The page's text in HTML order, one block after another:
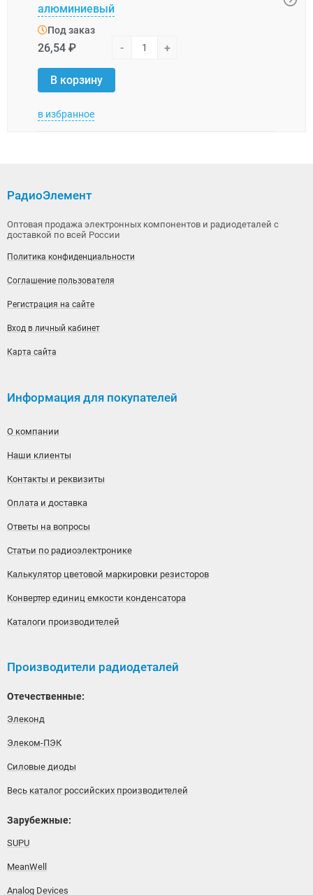
алюминиевый
Под заказ
26,54 ₽ - +
В корзину
в избранное
РадиоЭлемент
Оптовая продажа электронных компонентов и радиодеталей с
доставкой по всей России
Политика конфиденциальности
Соглашение пользователя
Регистрация на сайте
Вход в личный кабинет
Карта сайта
Информация для покупателей
О компании
Наши клиенты
Контакты и реквизиты
Оплата и доставка
Ответы на вопросы
Статьи по радиоэлектронике
Калькулятор цветовой маркировки резисторов
Конвертер единиц емкости конденсатора
Каталоги производителей
Производители радиодеталей
Отечественные:
Элеконд
Элеком-ПЭК
Силовые диоды
Весь каталог российских производителей
Зарубежные:
SUPU
MeanWell
Analog Devices